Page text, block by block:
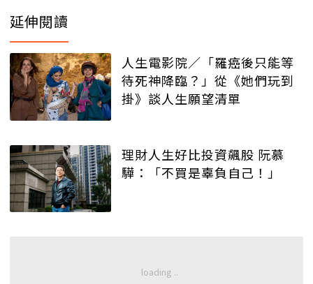
延伸閱讀
人生電影院／「羅癌後只能等
待死神降臨？」從《她們玩到
掛》談人生願望清單
理財人生好比投資飆股 阮慕
驊：「不買是辜負自己！」